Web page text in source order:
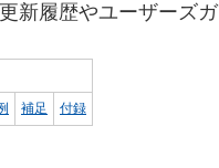
新履歴やユーザーズ
補足 付録